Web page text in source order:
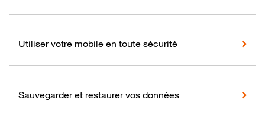
Utiliser votre mobile en toute sécurité
Sauvegarder et restaurer vos données